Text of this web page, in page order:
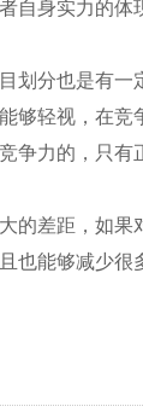
自身实力的体
分也是有一
够轻视，在
力的，只有
差距，如果
也能够减少